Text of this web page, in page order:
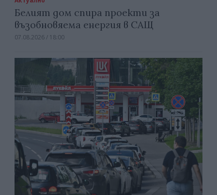
Белият дом спира проекти за
възобновяема енергия в САЩ
07.08.2026 / 18:00